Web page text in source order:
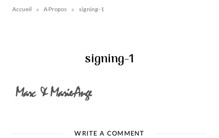
Accueil » A Propos » signing-1
signing-1
WRITE A COMMENT